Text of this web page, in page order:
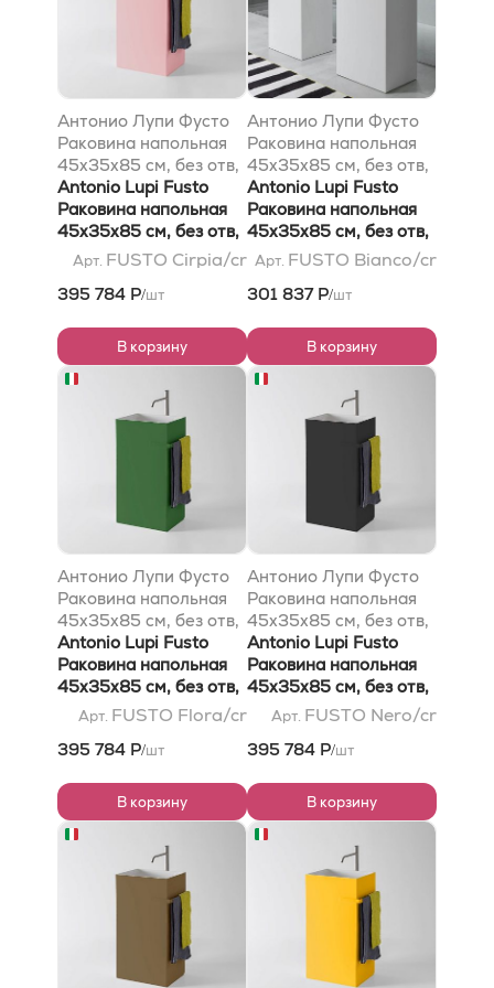
Антонио Лупи Фусто
Раковина напольная
45х35х85 см, без отв,
без перелива, с д/
клапаном (хром),
сифоном, слив в пол,
мат-л: Флумуд, цвет:
Кирпиа
Antonio Lupi Fusto
Раковина напольная
45х35х85 см, без отв,
без перелива, с д/
клапаном (хром),
сифоном, слив в пол,
Cirpia
Арт. FUSTO Cirpia/cr
395 784 Р/шт
В корзину
Антонио Лупи Фусто
Раковина напольная
45х35х85 см, без отв,
без перелива, с д/
клапаном (хром),
сифоном, слив в пол,
мат-л: Флумуд, цвет:
белый
Antonio Lupi Fusto
Раковина напольная
45х35х85 см, без отв,
без перелива, с д/
клапаном (хром),
сифоном, слив в пол,
белый
Арт. FUSTO Bianco/cr
301 837 Р/шт
В корзину
Антонио Лупи Фусто
Раковина напольная
45х35х85 см, без отв,
без перелива, с д/
клапаном (хром),
сифоном, слив в пол,
мат-л: Флумуд, цвет:
флора
Antonio Lupi Fusto
Раковина напольная
45х35х85 см, без отв,
без перелива, с д/
клапаном (хром),
сифоном, слив в пол,
flora
Арт. FUSTO Flora/cr
395 784 Р/шт
В корзину
Антонио Лупи Фусто
Раковина напольная
45х35х85 см, без отв,
без перелива, с д/
клапаном (хром),
сифоном, слив в пол,
мат-л: Флумуд, цвет:
черный
Antonio Lupi Fusto
Раковина напольная
45х35х85 см, без отв,
без перелива, с д/
клапаном (хром),
сифоном, слив в пол,
черный
Арт. FUSTO Nero/cr
395 784 Р/шт
В корзину